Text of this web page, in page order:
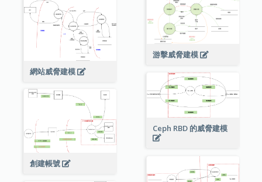
游擊威脅建模
網站威脅建模
Ceph RBD 的威脅建模
創建帳號